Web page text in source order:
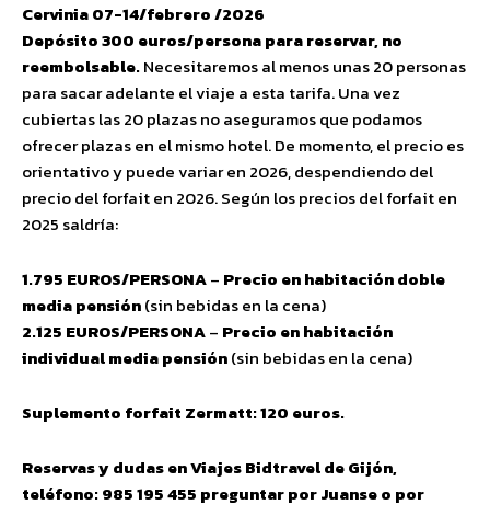
Cervinia 07-14/febrero /2026
Depósito 300 euros/persona para reservar, no
reembolsable.Necesitaremos al menos unas 20 personas
para sacar adelante el viaje a esta tarifa. Una vez
cubiertas las 20 plazas no aseguramos que podamos
ofrecer plazas en el mismo hotel. De momento, el precio es
orientativo y puede variar en 2026, despendiendo del
precio del forfait en 2026. Según los precios del forfait en
2025 saldría:
1.795 EUROS/PERSONA– Precio en habitación doble
media pensión(sin bebidas en la cena)
2.125 EUROS/PERSONA– Precio en habitación
individual media pensión(sin bebidas en la cena)
Suplemento forfait Zermatt: 120 euros.
Reservas y dudas en Viajes Bidtravel de Gijón,
teléfono: 985 195 455 preguntar por Juanse o por